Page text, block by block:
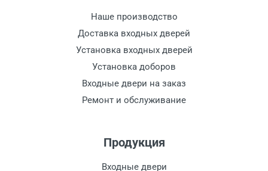
Наше производство
Доставка входных дверей
Установка входных дверей
Установка доборов
Входные двери на заказ
Ремонт и обслуживание
Продукция
Входные двери